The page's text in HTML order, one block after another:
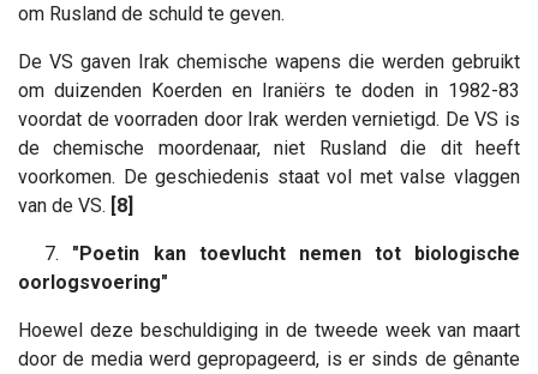
om Rusland de schuld te geven.
De VS gaven Irak chemische wapens die werden gebruikt
om duizenden Koerden en Iraniërs te doden in 1982-83
voordat de voorraden door Irak werden vernietigd. De VS is
de chemische moordenaar, niet Rusland die dit heeft
voorkomen. De geschiedenis staat vol met valse vlaggen
van de VS. [8]
7. "Poetin kan toevlucht nemen tot biologische
oorlogsvoering"
Hoewel deze beschuldiging in de tweede week van maart
door de media werd gepropageerd, is er sinds de gênante